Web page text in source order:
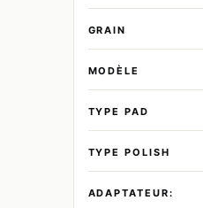
GRAIN
MODÈLE
TYPE PAD
TYPE POLISH
ADAPTATEUR: